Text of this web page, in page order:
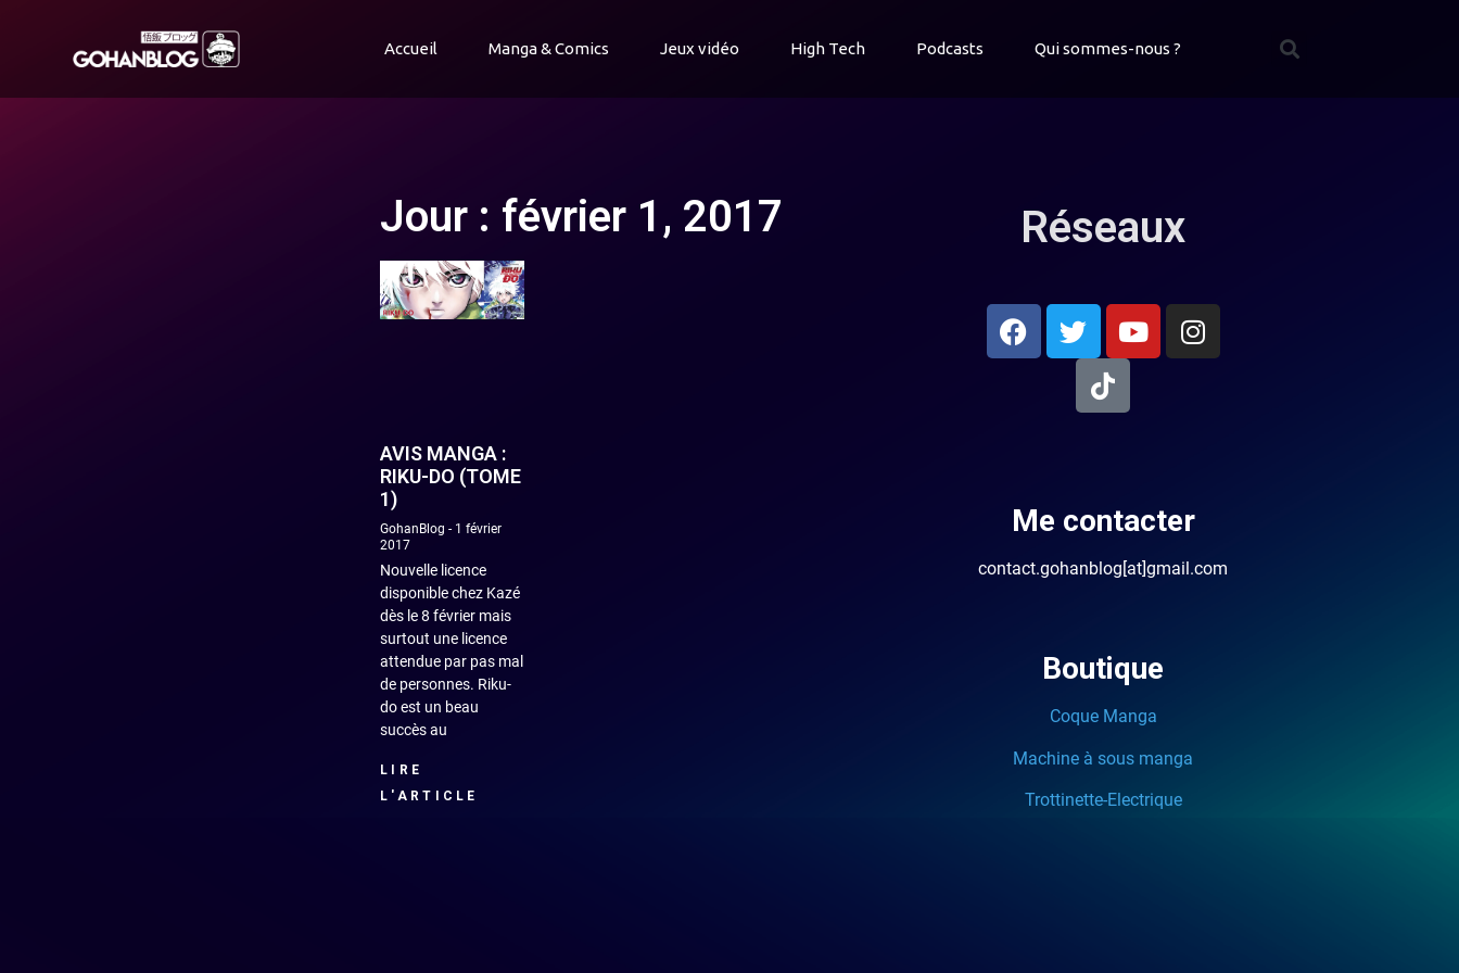
Accueil Manga & Comics Jeux vidéo High Tech Podcasts Qui sommes-nous ?
Jour : février 1, 2017
AVIS MANGA :
RIKU-DO (TOME
1)
GohanBlog
1 février
2017
Nouvelle licence
disponible chez Kazé
dès le 8 février mais
surtout une licence
attendue par pas mal
de personnes. Riku-
do est un beau
succès au
LIRE
L'ARTICLE
Réseaux
Me contacter
contact.gohanblog[at]gmail.com
Boutique
Coque Manga
Machine à sous manga
Trottinette-Electrique